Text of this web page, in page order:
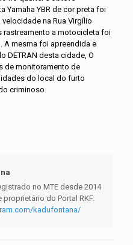
Yamaha YBR de cor preta foi
na Rua Virgílio
rastreamento a motocicleta foi
A mesma foi apreendida e
DETRAN desta cidade, O
de monitoramento de
do local do furto
criminoso.
no MTE desde 2014
proprietário do Portal RKF.
kadufontana/